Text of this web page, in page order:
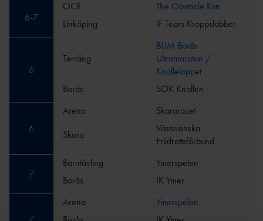
6-7
OCR
The Obstacle Run
Linköping
IF Team Kroppslabbet
6
Terräng
BUM Borås
Ultramaraton /
Knalleloppet
Borås
SOK Knallen
6
Arena
Skararacet
Skara
Västsvenska
Friidrottsförbund
7
Barntävling
Ymerspelen
Borås
IK Ymer
Arena
Ymerspelen